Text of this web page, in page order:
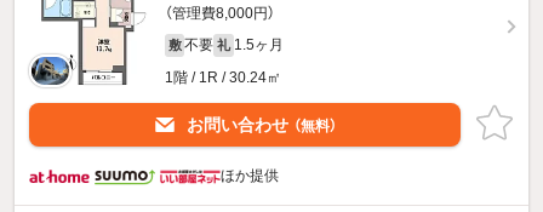
（管理費8,000円）
敷 不要 礼 1.5ヶ月
1階 / 1R / 30.24㎡
お問い合わせ （無料）
ほか提供